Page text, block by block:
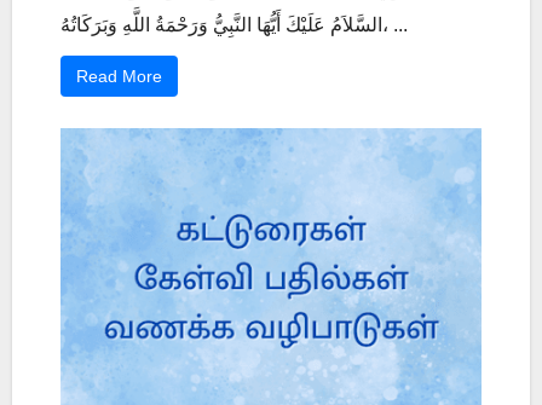
السَّلاَمُ عَلَيْكَ أَيُّهَا النَّبِيُّ وَرَحْمَةُ اللَّهِ وَبَرَكَاتُهُ، ...
Read More